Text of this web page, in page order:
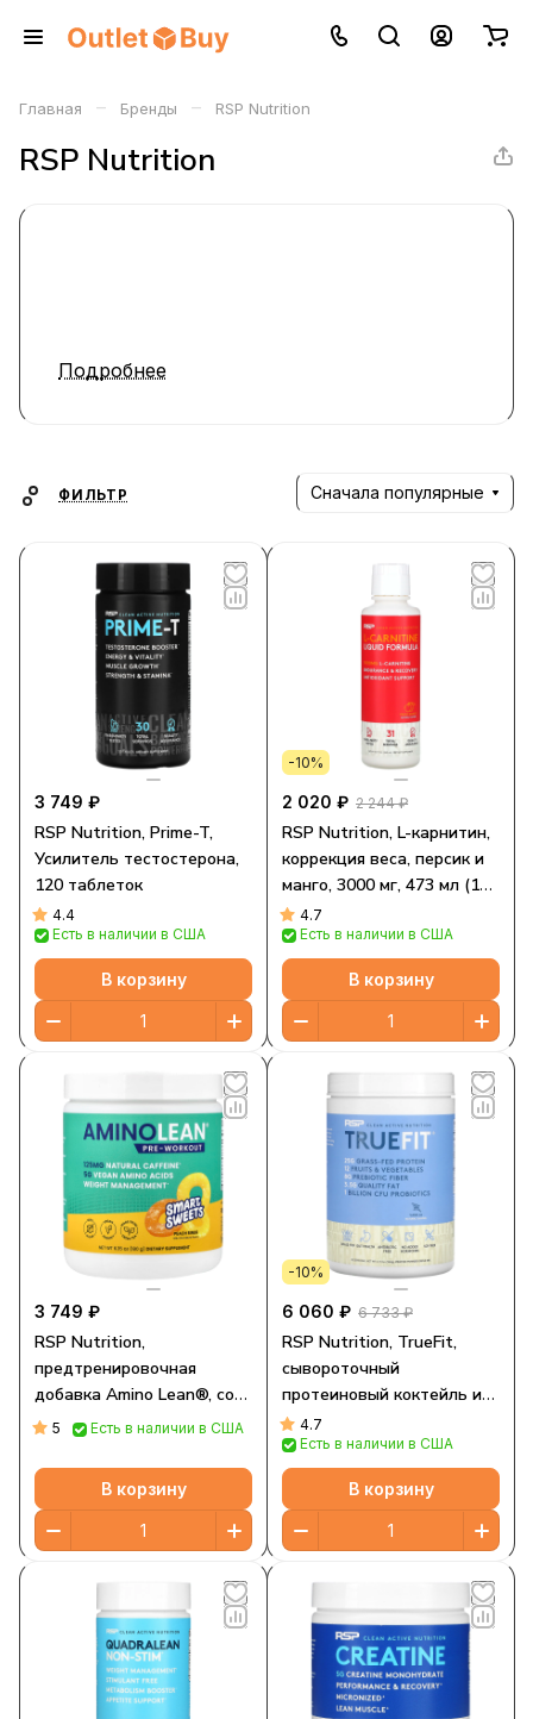
Главная – Бренды – RSP Nutrition
RSP Nutrition
Подробнее
ФИЛЬТР Сначала популярные
3 749 ₽
RSP Nutrition, Prime-T,
Усилитель тестостерона,
120 таблеток
4.4
Есть в наличии в США
В корзину
-10%
2 020 ₽ 2 244 ₽
RSP Nutrition, L-карнитин,
коррекция веса, персик и
манго, 3000 мг, 473 мл (16
жидк. унций)
4.7
Есть в наличии в США
В корзину
3 749 ₽
RSP Nutrition,
предтренировочная
добавка Amino Lean®, со
вкусом персика, 180 г (6,35
5 Есть в наличии в США
В корзину
-10%
6 060 ₽ 6 733 ₽
RSP Nutrition, TrueFit,
сывороточный
протеиновый коктейль из
экологически чистых
ингредиентов, ваниль, 940
г (2 фунта)
4.7
Есть в наличии в США
В корзину